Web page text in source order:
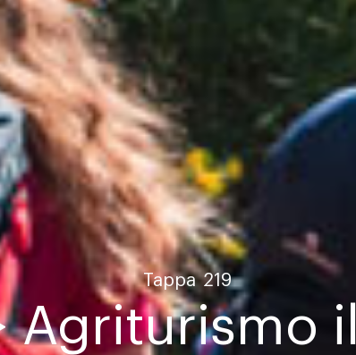
Tappa 219
Agriturismo